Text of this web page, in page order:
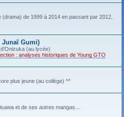
(drama) de 1999 à 2014 en passant par 2012,
Junaï Gumi)
(au lycée)
: analyses historiques de Young GTO
plus jeune (au collège) ^^
et de ses autres mangas...